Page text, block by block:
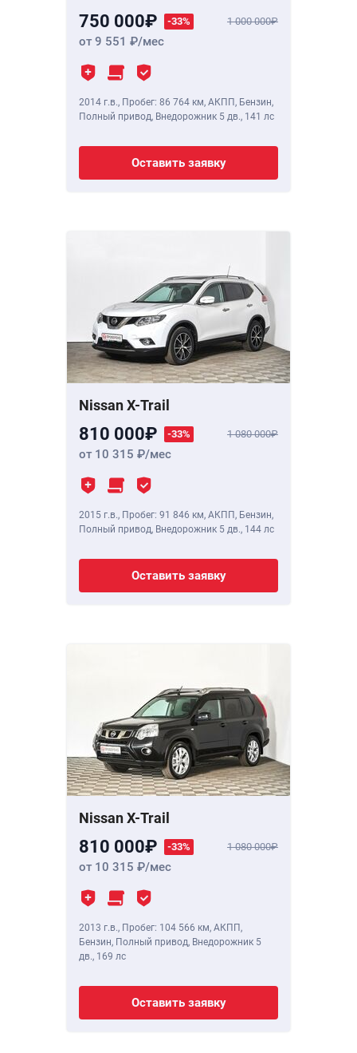
750 000 -33% 1 000 000
от 9 551 /мес
2014 г.в., Пробег: 86 764 км, АКПП, Бензин,
Полный привод, Внедорожник 5 дв., 141 лс
Оставить заявку
Nissan X-Trail
810 000 -33% 1 080 000
от 10 315 /мес
2015 г.в., Пробег: 91 846 км, АКПП, Бензин,
Полный привод, Внедорожник 5 дв., 144 лс
Оставить заявку
Nissan X-Trail
810 000 -33% 1 080 000
от 10 315 /мес
2013 г.в., Пробег: 104 566 км, АКПП,
Бензин, Полный привод, Внедорожник 5
дв., 169 лс
Оставить заявку